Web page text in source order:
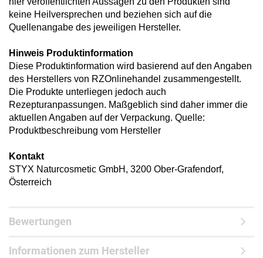
keine Heilversprechen und beziehen sich auf die
Quellenangabe des jeweiligen Hersteller.
Hinweis Produktinformation
Diese Produktinformation wird basierend auf den Angaben
des Herstellers von RZOnlinehandel zusammengestellt.
Die Produkte unterliegen jedoch auch
Rezepturanpassungen. Maßgeblich sind daher immer die
aktuellen Angaben auf der Verpackung. Quelle:
Produktbeschreibung vom Hersteller
Kontakt
STYX Naturcosmetic GmbH, 3200 Ober-Grafendorf,
Österreich
Bewertungen
Informationen zum Hersteller